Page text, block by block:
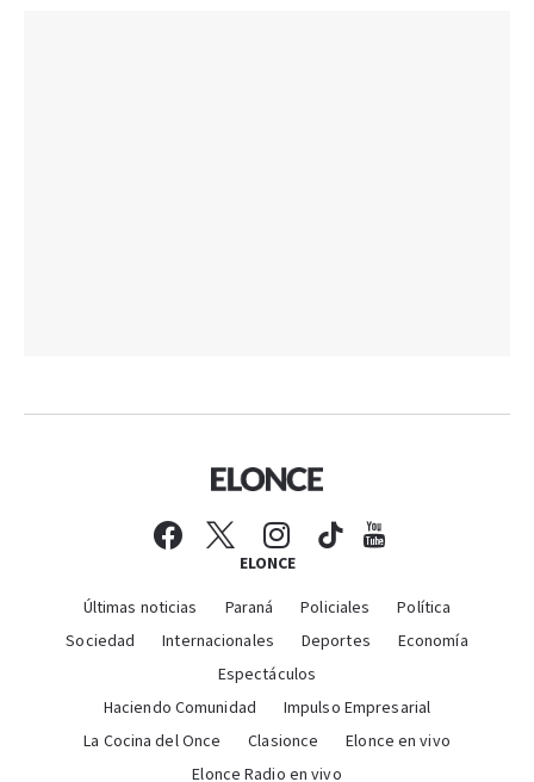
ELONCE
Últimas noticias Paraná Policiales
Política
Sociedad
Internacionales Deportes
Economía
Espectáculos
Haciendo Comunidad
Impulso Empresarial
La Cocina del Once
Clasionce
Elonce en vivo
Elonce Radio en vivo